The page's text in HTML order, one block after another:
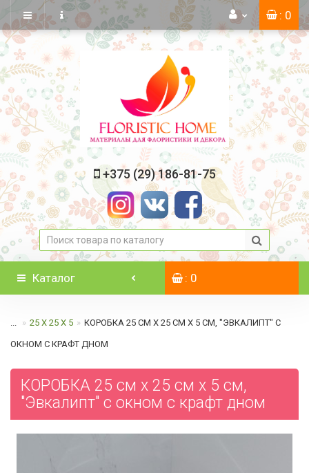
: 0
+375 (29) 186-81-75
Каталог : 0
... 25 Х 25 Х 5 КОРОБКА 25 СМ Х 25 СМ Х 5 СМ, "ЭВКАЛИПТ" С
ОКНОМ С КРАФТ ДНОМ
КОРОБКА 25 см х 25 см х 5 см,
"Эвкалипт" с окном с крафт дном